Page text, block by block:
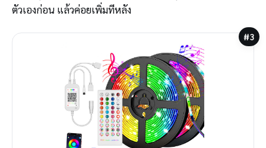
ตัวเองก่อน แล้วค่อยเพิ่มทีหลัง
#3